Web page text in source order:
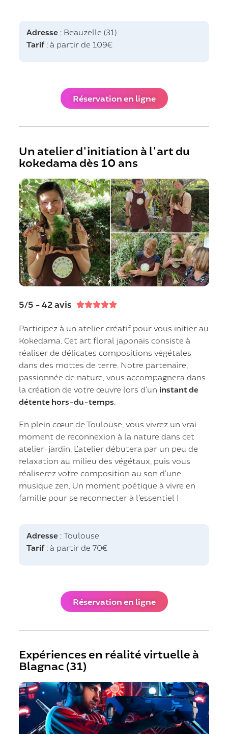
Adresse : Beauzelle (31)
Tarif: à partir de 109€
Réservation en ligne
Un atelier d'initiation à l'art du
kokedama dès 10 ans
5/5 - 42 avis 
Participez à un atelier créatif pour vous initier au
Kokedama. Cet art floral japonais consiste à
réaliser de délicates compositions végétales
dans des mottes de terre. Notre partenaire,
passionnée de nature, vous accompagnera dans
la création de votre œuvre lors d’un instant de
détente hors-du-temps
En plein cœur de Toulouse, vous vivrez un vrai
moment de reconnexion à la nature dans cet
atelier-jardin. L’atelier débutera par un peu de
relaxation au milieu des végétaux, puis vous
réaliserez votre composition au son d’une
musique zen. Un moment poétique à vivre en
famille pour se reconnecter à l’essentiel !
Adresse : Toulouse
Tarif: à partir de 70€
Réservation en ligne
Expériences en réalité virtuelle à
Blagnac​ (31)